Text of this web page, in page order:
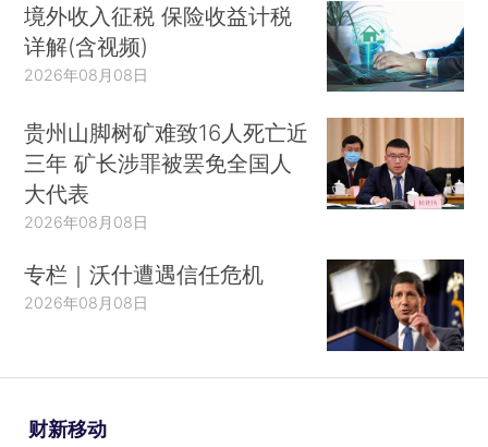
境外收入征税 保险收益计税
详解(含视频)
2026年08月08日
贵州山脚树矿难致16人死亡近
三年 矿长涉罪被罢免全国人
大代表
2026年08月08日
专栏｜沃什遭遇信任危机
2026年08月08日
财新移动